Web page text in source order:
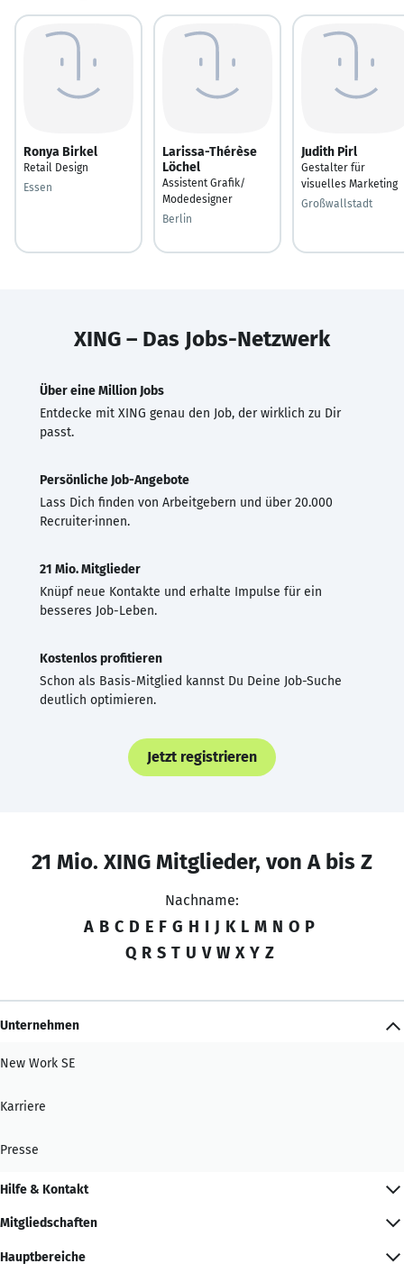
Ronya Birkel
Retail Design
Essen
Larissa-Thérèse
Löchel
Assistent Grafik/
Modedesigner
Berlin
Judith Pirl
Gestalter für
visuelles Marketing
Großwallstadt
XING – Das Jobs-Netzwerk
Über eine Million Jobs
Entdecke mit XING genau den Job, der wirklich zu Dir
passt.
Persönliche Job-Angebote
Lass Dich finden von Arbeitgebern und über 20.000
Recruiter·innen.
21 Mio. Mitglieder
Knüpf neue Kontakte und erhalte Impulse für ein
besseres Job-Leben.
Kostenlos profitieren
Schon als Basis-Mitglied kannst Du Deine Job-Suche
deutlich optimieren.
Jetzt registrieren
21 Mio. XING Mitglieder, von A bis Z
Nachname:
A B C D E F G H I J K L M N O P
Q R S T U V W X Y Z
Unternehmen
New Work SE
Karriere
Presse
Hilfe & Kontakt
Mitgliedschaften
Hauptbereiche